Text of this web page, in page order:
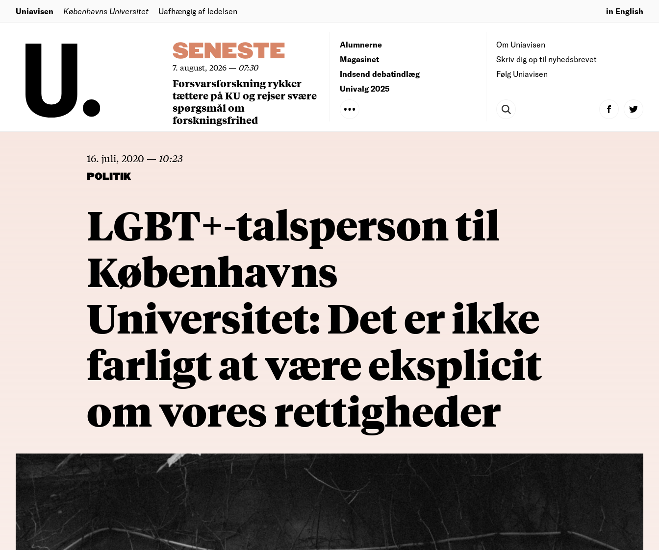
Uniavisen Københavns Universitet Uafhængig af ledelsen in English
SENESTE
7. august, 2026— 07:30
Forsvarsforskning rykker
tættere på KU og rejser svære
spørgsmål om
forskningsfrihed
Om Uniavisen
Skriv dig op til nyhedsbrevet
Følg Uniavisen
Alumnerne
Magasinet
Indsend debatindlæg
Univalg 2025
16. juli, 2020 — 10:23
POLITIK
LGBT+-talsperson til
Københavns
Universitet: Det er ikke
farligt at være eksplicit
om vores rettigheder